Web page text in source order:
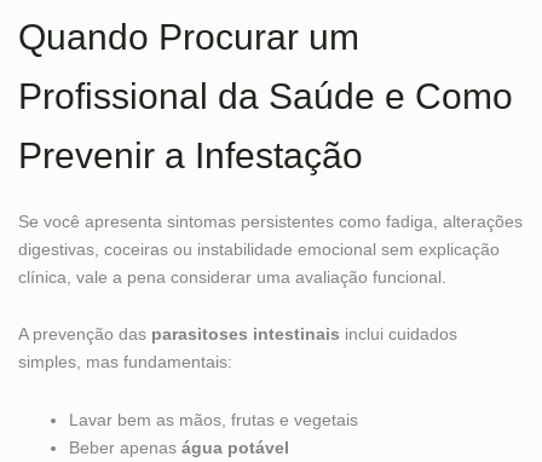
Quando Procurar um
Profissional da Saúde e Como
Prevenir a Infestação
Se você apresenta sintomas persistentes como fadiga, alterações
digestivas, coceiras ou instabilidade emocional sem explicação
clínica, vale a pena considerar uma avaliação funcional.
A prevenção das parasitoses intestinais inclui cuidados
simples, mas fundamentais:
Lavar bem as mãos, frutas e vegetais
Beber apenas água potável